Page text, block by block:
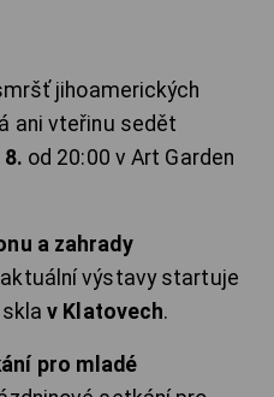
jihoamerických
ani vteřinu sedět
8. od 20:00 v Art Garden
a zahrady
výstavy startuje
sklav Klatovech.
pro mladé